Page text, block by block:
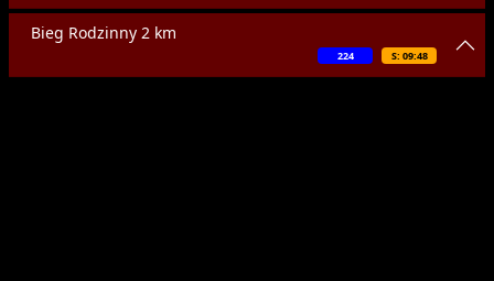
Bieg Rodzinny 2 km
S: 09:48
224